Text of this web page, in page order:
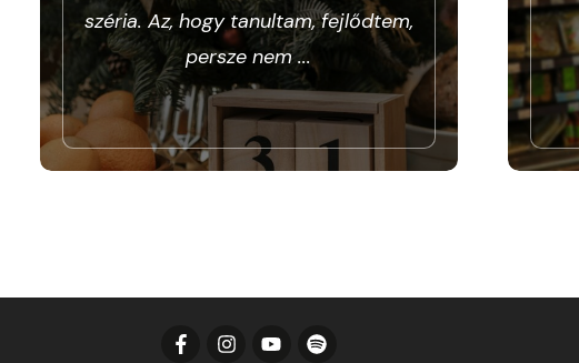
széria. Az, hogy tanultam, fejlődtem,
persze nem...